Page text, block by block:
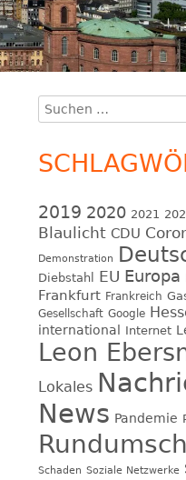
Haupt-
Seitenleiste
Suchen
nach:
2019 2020 2021
Blaulicht CDU
Demonstration
Diebstahl EU Europa
Frankfurt Frankreich
Gesellschaft Google
international Internet
Leon
Lokales
News Pandemie
Schaden Soziale Netzwerke